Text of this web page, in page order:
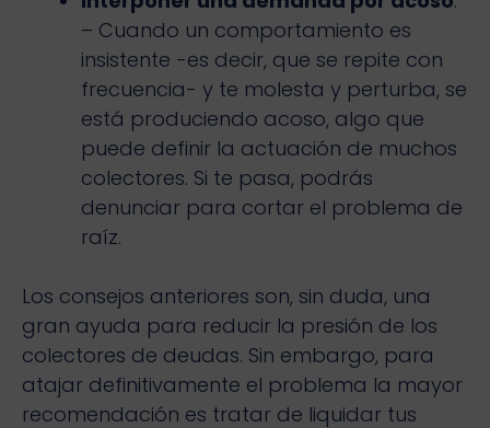
– Cuando un comportamiento es
insistente -es decir, que se repite con
frecuencia- y te molesta y perturba, se
está produciendo acoso, algo que
puede definir la actuación de muchos
colectores. Si te pasa, podrás
denunciar para cortar el problema de
raíz.
Los consejos anteriores son, sin duda, una
gran ayuda para reducir la presión de los
colectores de deudas. Sin embargo, para
atajar definitivamente el problema la mayor
recomendación es tratar de liquidar tus